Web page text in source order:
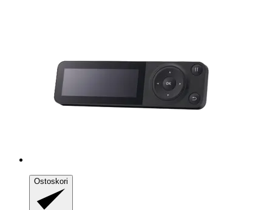
Ostoskori